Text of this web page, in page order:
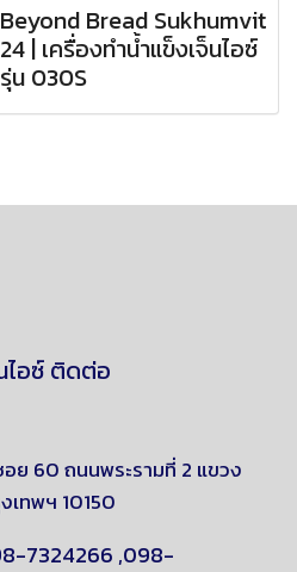
Beyond Bread Sukhumvit
24 | เครื่องทำน้ำแข็งเจ็นไอซ์
รุ่น 030S
ไอซ์ ติดต่อ
ย 60 ถนนพระรามที่ 2 แขวง
เทพฯ 10150
7324266 ,098-